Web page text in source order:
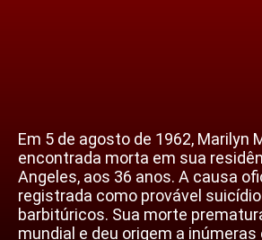
Em 5 de agosto de 1962, Marilyn
encontrada morta em sua
Angeles, aos 36 anos. A causa
registrada como provável
barbitúricos. Sua morte
mundial e deu origem a